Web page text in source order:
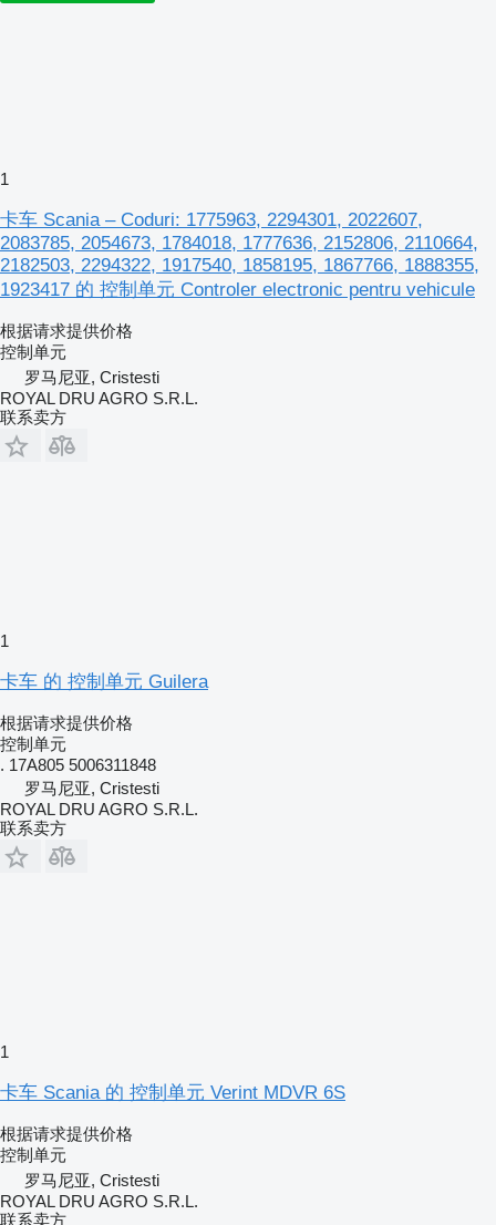
1
卡车 Scania – Coduri: 1775963, 2294301, 2022607,
2083785, 2054673, 1784018, 1777636, 2152806, 2110664,
2182503, 2294322, 1917540, 1858195, 1867766, 1888355,
1923417 的 控制单元 Controler electronic pentru vehicule
根据请求提供价格
控制单元
罗马尼亚, Cristesti
ROYAL DRU AGRO S.R.L.
联系卖方
1
卡车 的 控制单元 Guilera
根据请求提供价格
控制单元
. 17A805 5006311848
罗马尼亚, Cristesti
ROYAL DRU AGRO S.R.L.
联系卖方
1
卡车 Scania 的 控制单元 Verint MDVR 6S
根据请求提供价格
控制单元
罗马尼亚, Cristesti
ROYAL DRU AGRO S.R.L.
联系卖方